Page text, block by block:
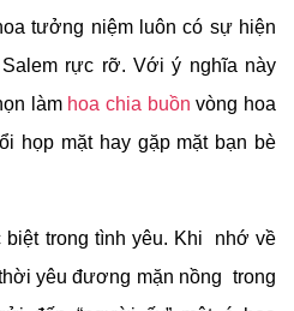
tưởng niệm luôn có sự hiện
rực rỡ. Với ý nghĩa này
làm hoa chia buồn vòng hoa
họp mặt hay gặp mặt bạn bè
biệt trong tình yêu. Khi nhớ về
yêu đương mặn nồng trong